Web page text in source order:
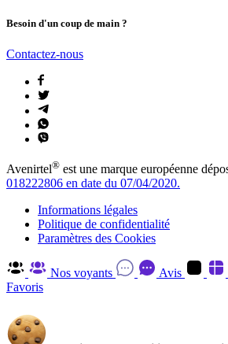
Besoin d'un coup de main ?
Contactez-nous
Avenirtel® est une marque européenne
018222806 en date du 07/04/2020.
Informations légales
Politique de confidentialité
Paramètres des Cookies
Nos voyants Avis
Favoris